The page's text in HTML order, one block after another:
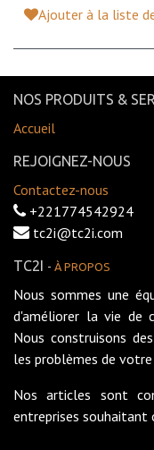
Ajouter à la liste
NOS PRODUITS &
Accueil
REJOIGNEZ-NOUS
Contactez-nous
+221774542924
tc2i@tc2i.com
TC2I - À PROPOS
Nous sommes une
d'améliorer la vie de
Nous construisons
les problèmes de
Nos articles sont
entreprises souhaitant